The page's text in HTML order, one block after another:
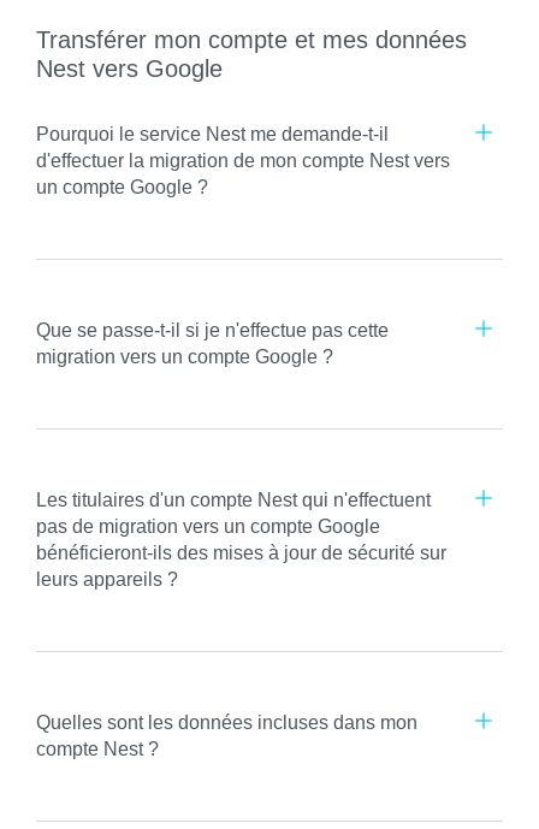
Transférer mon compte et mes données
Nest vers Google
Pourquoi le service Nest me demande-t-il
d'effectuer la migration de mon compte Nest vers
un compte Google ?
Que se passe-t-il si je n'effectue pas cette
migration vers un compte Google ?
Les titulaires d'un compte Nest qui n'effectuent
pas de migration vers un compte Google
bénéficieront-ils des mises à jour de sécurité sur
leurs appareils ?
Quelles sont les données incluses dans mon
compte Nest ?